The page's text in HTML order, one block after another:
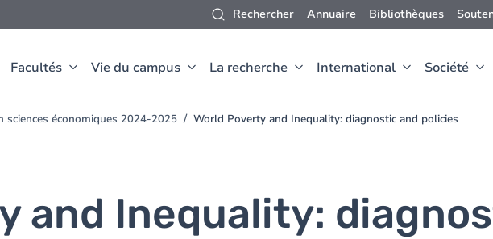
Rechercher Annuaire Bibliothèques
Facultés Vie du campus La recherche International Société
sciences économiques 2024-2025 World Poverty and Inequality: diagnostic and policies
and Inequality: